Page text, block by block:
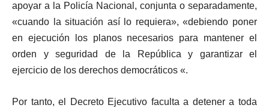
apoyar a la Policía Nacional, conjunta o separadamente,
«cuando la situación así lo requiera», «debiendo poner
en ejecución los planos necesarios para mantener el
orden y seguridad de la República y garantizar el
ejercicio de los derechos democráticos «.
Por tanto, el Decreto Ejecutivo faculta a detener a toda